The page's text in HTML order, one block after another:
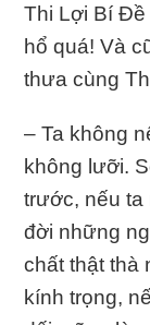
Thi Lợi Bí Đề
hổ quá! Và
thưa cùng
– Ta không
không lưỡi.
trước, nếu ta
đời những
chất thật thà
kính trọng,